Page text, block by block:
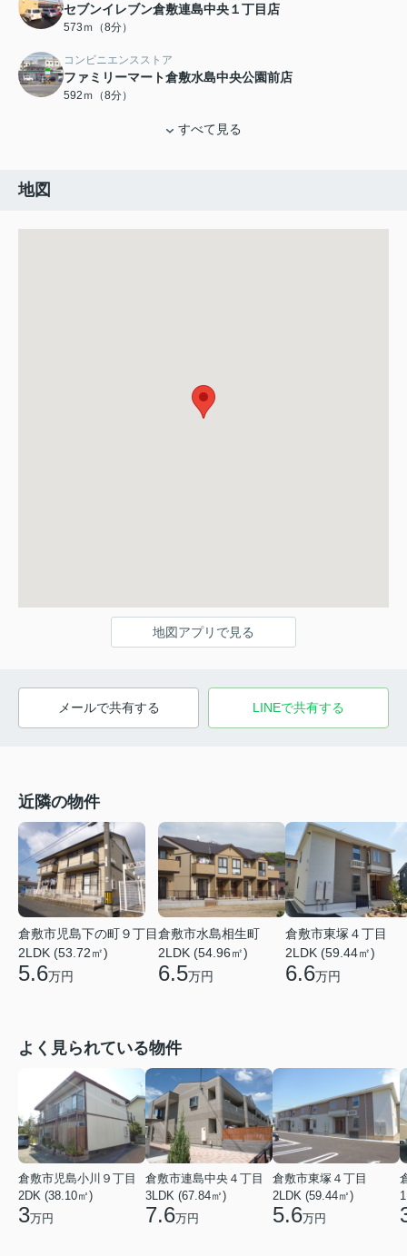
セブンイレブン倉敷連島中央１丁目店
573ｍ（8分）
コンビニエンスストア
ファミリーマート倉敷水島中央公園前店
592ｍ（8分）
すべて見る
地図
地図アプリで見る
メールで共有する LINEで共有する
近隣の物件
倉敷市児島下の町９丁目
2LDK (53.72㎡)
5.6万円
倉敷市水島相生町
2LDK (54.96㎡)
6.5万円
倉敷市東塚４丁目
2LDK (59.44㎡)
6.6万円
よく見られている物件
倉敷市児島小川９丁目
2DK (38.10㎡)
3万円
倉敷市連島中央４丁目
3LDK (67.84㎡)
7.6万円
倉敷市東塚４丁目
2LDK (59.44㎡)
5.6万円